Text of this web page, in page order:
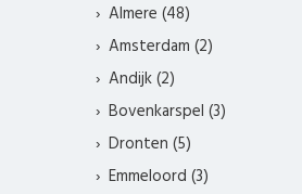
Almere (48)
Amsterdam (2)
Andijk (2)
Bovenkarspel (3)
Dronten (5)
Emmeloord (3)